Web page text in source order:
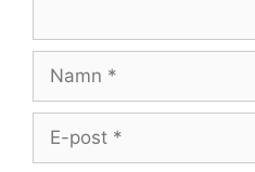
Namn